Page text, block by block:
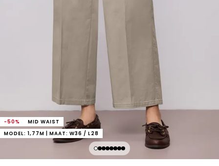
-50%
MID WAIST
MODEL: 1,77M | MAAT: W36 / L28